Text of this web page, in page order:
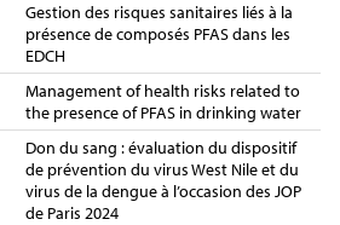
Gestion des risques sanitaires liés à la
présence de composés PFAS dans les
EDCH
Management of health risks related to
the presence of PFAS in drinking water
Don du sang : évaluation du dispositif
de prévention du virus West Nile et du
virus de la dengue à l’occasion des JOP
de Paris 2024